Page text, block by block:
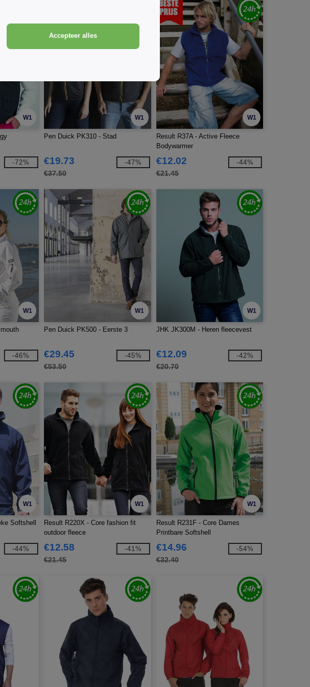
W1
-72%
W1
Pen Duick PK310 - Stad
€19.73
€37.50
-47%
W1
Result R37A - Active Fleece
Bodywarmer
€12.02
€21.45
-44%
W1
-46%
W1
Pen Duick PK500 - Eerste 3
€29.45
€53.50
-45%
W1
JHK JK300M - Heren fleecevest
€12.09
€20.70
-42%
W1
Softshell
-44%
W1
Result R220X - Core fashion fit
outdoor fleece
€12.58
€21.45
-41%
W1
Result R231F - Core Dames
Printbare Softshell
€14.96
€32.40
-54%
Accepteer alles